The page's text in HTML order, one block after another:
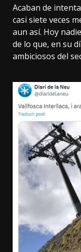
Acaban de
casi siete veces
aun así. Hoy
de lo que, en su
ambiciosos del